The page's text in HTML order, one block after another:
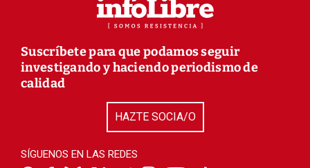
Suscríbete para que podamos seguir
investigando y haciendo periodismo de
calidad
HAZTE SOCIA/O
SÍGUENOS EN LAS REDES